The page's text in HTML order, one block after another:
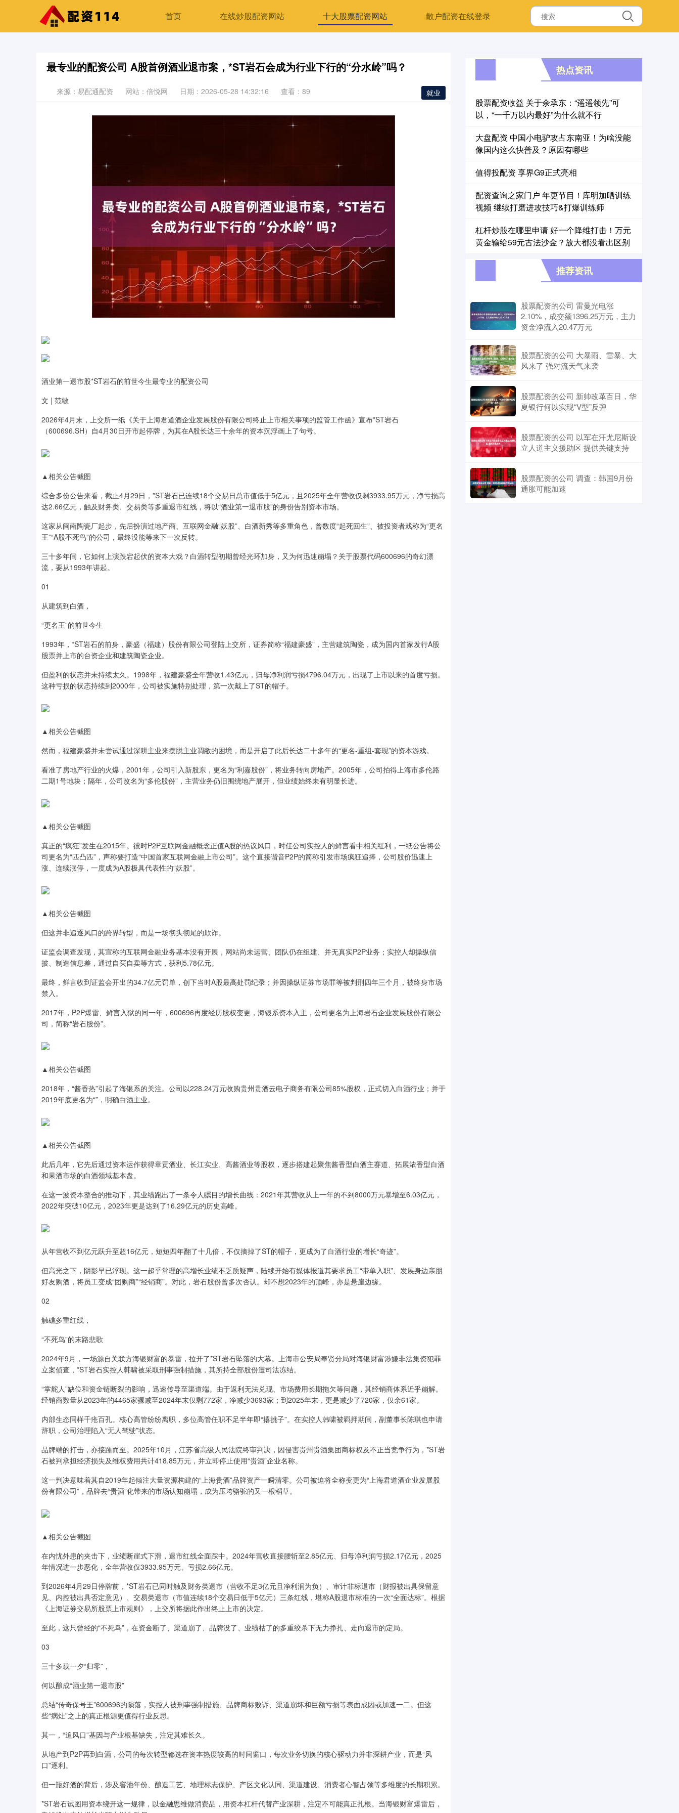
首页 在线炒股配资网站 十大股票配资网站 散户配资在线登录
最专业的配资公司 A股首例酒业退市案，*ST岩石会成为行业下行的“分水岭”吗？
就业
来源：易配通配资 网站：倍悦网 日期：2026-05-28 14:32:16 查看：89
酒业第一退市股*ST岩石的前世今生最专业的配资公司
文 | 范敏
2026年4月末，上交所一纸《关于上海君道酒企业发展股份有限公司终止上市相关事项的监管工作函》宣布*ST岩石
（600696.SH）自4月30日开市起停牌，为其在A股长达三十余年的资本沉浮画上了句号。
▲相关公告截图
综合多份公告来看，截止4月29日，*ST岩石已连续18个交易日总市值低于5亿元，且2025年全年营收仅剩3933.95万元，净亏损高
达2.66亿元，触及财务类、交易类等多重退市红线，将以“酒业第一退市股”的身份告别资本市场。
这家从闽南陶瓷厂起步，先后扮演过地产商、互联网金融“妖股”、白酒新秀等多重角色，曾数度“起死回生”、被投资者戏称为“更名
王”“A股不死鸟”的公司，最终没能等来下一次反转。
三十多年间，它如何上演跌宕起伏的资本大戏？白酒转型初期曾经光环加身，又为何迅速崩塌？关于股票代码600696的奇幻漂
流，要从1993年讲起。
01
从建筑到白酒，
“更名王”的前世今生
1993年，*ST岩石的前身，豪盛（福建）股份有限公司登陆上交所，证券简称“福建豪盛”，主营建筑陶瓷，成为国内首家发行A股
股票并上市的台资企业和建筑陶瓷企业。
但盈利的状态并未持续太久。1998年，福建豪盛全年营收1.43亿元，归母净利润亏损4796.04万元，出现了上市以来的首度亏损。
这种亏损的状态持续到2000年，公司被实施特别处理，第一次戴上了ST的帽子。
▲相关公告截图
然而，福建豪盛并未尝试通过深耕主业来摆脱主业凋敝的困境，而是开启了此后长达二十多年的“更名-重组-套现”的资本游戏。
看准了房地产行业的火爆，2001年，公司引入新股东，更名为“利嘉股份”，将业务转向房地产。2005年，公司拍得上海市多伦路
二期1号地块；隔年，公司改名为“多伦股份”，主营业务仍旧围绕地产展开，但业绩始终未有明显长进。
▲相关公告截图
真正的“疯狂”发生在2015年。彼时P2P互联网金融概念正值A股的热议风口，时任公司实控人的鲜言看中相关红利，一纸公告将公
司更名为“匹凸匹”，声称要打造“中国首家互联网金融上市公司”。这个直接谐音P2P的简称引发市场疯狂追捧，公司股价迅速上
涨、连续涨停，一度成为A股极具代表性的“妖股”。
▲相关公告截图
但这并非追逐风口的跨界转型，而是一场彻头彻尾的欺诈。
证监会调查发现，其宣称的互联网金融业务基本没有开展，网站尚未运营、团队仍在组建、并无真实P2P业务；实控人却操纵信
披、制造信息差，通过自买自卖等方式，获利5.78亿元。
最终，鲜言收到证监会开出的34.7亿元罚单，创下当时A股最高处罚纪录；并因操纵证券市场罪等被判刑四年三个月，被终身市场
禁入。
2017年，P2P爆雷、鲜言入狱的同一年，600696再度经历股权变更，海银系资本入主，公司更名为上海岩石企业发展股份有限公
司，简称“岩石股份”。
▲相关公告截图
2018年，“酱香热”引起了海银系的关注。公司以228.24万元收购贵州贵酒云电子商务有限公司85%股权，正式切入白酒行业；并于
2019年底更名为“”，明确白酒主业。
▲相关公告截图
此后几年，它先后通过资本运作获得章贡酒业、长江实业、高酱酒业等股权，逐步搭建起聚焦酱香型白酒主赛道、拓展浓香型白酒
和果酒市场的白酒领域基本盘。
在这一波资本整合的推动下，其业绩跑出了一条令人瞩目的增长曲线：2021年其营收从上一年的不到8000万元暴增至6.03亿元，
2022年突破10亿元，2023年更是达到了16.29亿元的历史高峰。
从年营收不到亿元跃升至超16亿元，短短四年翻了十几倍，不仅摘掉了ST的帽子，更成为了白酒行业的增长“奇迹”。
但高光之下，阴影早已浮现。这一超乎常理的高增长业绩不乏质疑声，陆续开始有媒体报道其要求员工“带单入职”、发展身边亲朋
好友购酒，将员工变成“团购商”“经销商”。对此，岩石股份曾多次否认。却不想2023年的顶峰，亦是悬崖边缘。
02
触礁多重红线，
“不死鸟”的末路悲歌
2024年9月，一场源自关联方海银财富的暴雷，拉开了*ST岩石坠落的大幕。上海市公安局奉贤分局对海银财富涉嫌非法集资犯罪
立案侦查，*ST岩石实控人韩啸被采取刑事强制措施，其所持全部股份遭司法冻结。
“掌舵人”缺位和资金链断裂的影响，迅速传导至渠道端。由于返利无法兑现、市场费用长期拖欠等问题，其经销商体系近乎崩解。
经销商数量从2023年的4465家骤减至2024年末仅剩772家，净减少3693家；到2025年末，更是减少了720家，仅余61家。
内部生态同样千疮百孔。核心高管纷纷离职，多位高管任职不足半年即“撂挑子”。在实控人韩啸被羁押期间，副董事长陈琪也申请
辞职，公司治理陷入“无人驾驶”状态。
品牌端的打击，亦接踵而至。2025年10月，江苏省高级人民法院终审判决，因侵害贵州贵酒集团商标权及不正当竞争行为，*ST岩
石被判承担经济损失及维权费用共计418.85万元，并立即停止使用“贵酒”企业名称。
这一判决意味着其自2019年起倾注大量资源构建的“上海贵酒”品牌资产一瞬清零。公司被迫将全称变更为“上海君道酒企业发展股
份有限公司”，品牌去“贵酒”化带来的市场认知崩塌，成为压垮骆驼的又一根稻草。
▲相关公告截图
在内忧外患的夹击下，业绩断崖式下滑，退市红线全面踩中。2024年营收直接腰斩至2.85亿元、归母净利润亏损2.17亿元，2025
年情况进一步恶化，全年营收仅3933.95万元、亏损2.66亿元。
到2026年4月29日停牌前，*ST岩石已同时触及财务类退市（营收不足3亿元且净利润为负）、审计非标退市（财报被出具保留意
见、内控被出具否定意见）、交易类退市（市值连续18个交易日低于5亿元）三条红线，堪称A股退市标准的一次“全面达标”。根据
《上海证券交易所股票上市规则》，上交所将据此作出终止上市的决定。
至此，这只曾经的“不死鸟”，在资金断了、渠道崩了、品牌没了、业绩枯了的多重绞杀下无力挣扎、走向退市的定局。
03
三十多载一夕“归零”，
何以酿成“酒业第一退市股”
总结“传奇保号王”600696的陨落，实控人被刑事强制措施、品牌商标败诉、渠道崩坏和巨额亏损等表面成因或加速一二。但这
些“病灶”之上的真正根源更值得行业反思。
其一，“追风口”基因与产业根基缺失，注定其难长久。
从地产到P2P再到白酒，公司的每次转型都选在资本热度较高的时间窗口，每次业务切换的核心驱动力并非深耕产业，而是“风
口”逐利。
但一瓶好酒的背后，涉及窖池年份、酿造工艺、地理标志保护、产区文化认同、渠道建设、消费者心智占领等多维度的长期积累。
*ST岩石试图用资本绕开这一规律，以金融思维做消费品，用资本杠杆代替产业深耕，注定不可能真正扎根。当海银财富爆雷后，
热点资讯
股票配资收益 关于余承东：“遥遥领先”可
以，“一千万以内最好”为什么就不行
大盘配资 中国小电驴攻占东南亚！为啥没能
像国内这么快普及？原因有哪些
值得投配资 享界G9正式亮相
配资查询之家门户 年更节目！库明加晒训练
视频 继续打磨进攻技巧&打爆训练师
杠杆炒股在哪里申请 好一个降维打击！万元
黄金输给59元古法沙金？放大都没看出区别
推荐资讯
股票配资的公司 雷曼光电涨
2.10%，成交额1396.25万元，主力
资金净流入20.47万元
股票配资的公司 大暴雨、雷暴、大
风来了 强对流天气来袭
股票配资的公司 新帅改革百日，华
夏银行何以实现“V型”反弹
股票配资的公司 以军在汗尤尼斯设
立人道主义援助区 提供关键支持
股票配资的公司 调查：韩国9月份
通胀可能加速